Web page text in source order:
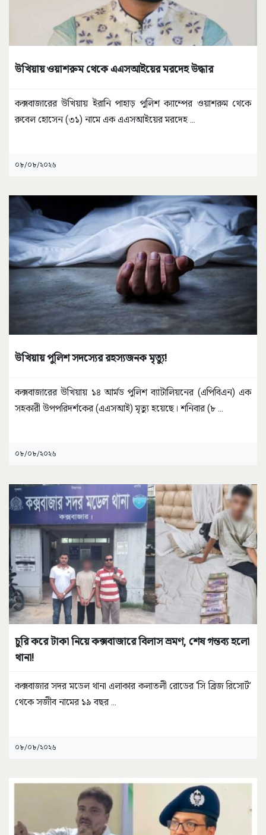
উখিয়ায় ওয়াশরুম থেকে এএসআইয়ের মরদেহ উদ্ধার
কক্সবাজারের উখিয়ায় ইরানি পাহাড় পুলিশ ক্যাম্পের ওয়াশরুম থেকে
রুবেল হোসেন (৩১) নামে এক এএসআইয়ের মরদেহ ...
০৮/০৮/২০২৬
উখিয়ায় পুলিশ সদস্যের রহস্যজনক মৃত্যু!
কক্সবাজারের উখিয়ায় ১৪ আর্মড পুলিশ ব্যাটালিয়নের (এপিবিএন) এক
সহকারী উপপরিদর্শকের (এএসআই) মৃত্যু হয়েছে। শনিবার (৮ ...
০৮/০৮/২০২৬
চুরি করে টাকা নিয়ে কক্সবাজারে বিলাস ভ্রমণ, শেষ গন্তব্য হলো
থানা!
কক্সবাজার সদর মডেল থানা এলাকার কলাতলী রোডের ‘সি ব্রিজ রিসোর্ট’
থেকে সজীব নামের ১৯ বছর ...
০৮/০৮/২০২৬